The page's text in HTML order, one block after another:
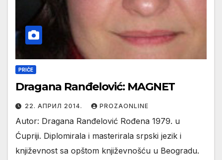
PRIČE
Dragana Ranđelović: MAGNET
22. АПРИЛ 2014. PROZAONLINE
Autor: Dragana Ranđelović Rođena 1979. u
Ćupriji. Diplomirala i masterirala srpski jezik i
književnost sa opštom književnošću u Beogradu.